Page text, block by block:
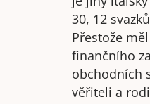
30, 12
Přestože
finančního
obchodních
věřiteli a